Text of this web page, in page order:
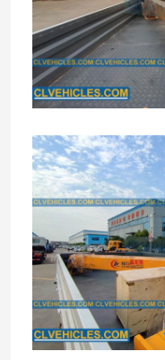
Huis
Producten
Video's
Ongeveer ons